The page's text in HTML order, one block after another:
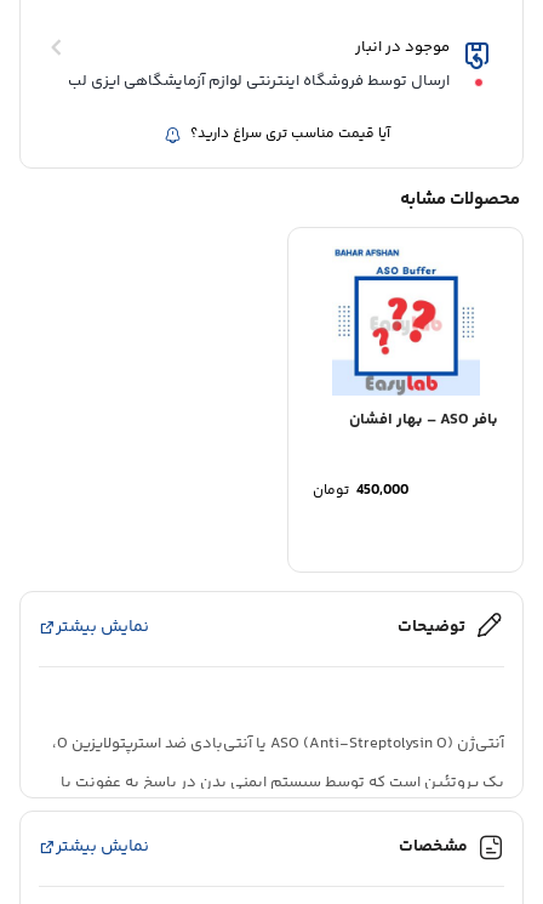
موجود در انبار
ارسال توسط فروشگاه اینترنتی لوازم آزمایشگاهی ایزی لب
آیا قیمت مناسب تری سراغ دارید؟
محصولات مشابه
بافر ASO – بهار افشان
450,000 تومان
توضیحات نمایش بیشتر
آنتی‌ژن ASO (Anti-Streptolysin O) یا آنتی‌بادی ضد استرپتولایزین O،
یک پروتئین است که توسط سیستم ایمنی بدن در پاسخ به عفونت با
عامل بیماری‌های مختلفی از جمله فارنژیت استرپتوکوکی (گلودرد
مشخصات نمایش بیشتر